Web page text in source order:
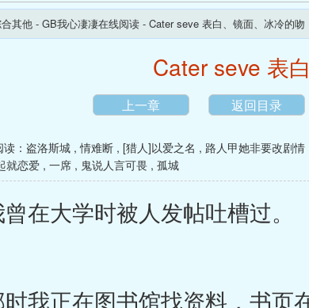
其他 - GB我心凄凄在线阅读 - Cater seve 表白、镜面、冰冷的吻
Cater seve 表
上一章 返回目录
： 盗洛斯城 ,情难断 , [猎人]以爱之名 , 路人甲她非要改剧情
就恋爱 , 一席 , 鬼说人言可畏 , 孤城
在大学时被人发帖吐槽过。
我正在图书馆找资料，书页